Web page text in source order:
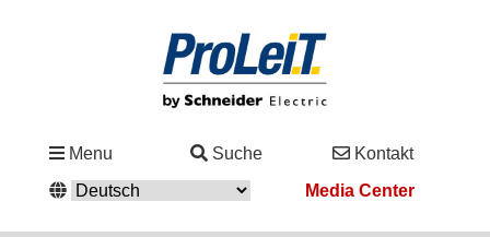
Menu Suche
Kontakt
Media Center
Lösungen